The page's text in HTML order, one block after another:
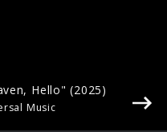
(2025)
Hello" (2025)
Music